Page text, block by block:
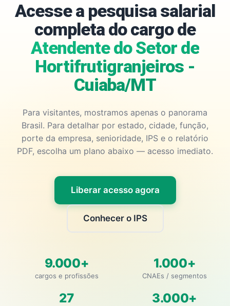
Acesse a pesquisa salarial
completa do cargo de
Atendente do Setor de
Hortifrutigranjeiros -
Cuiaba/MT
Para visitantes, mostramos apenas o panorama
Brasil. Para detalhar por estado, cidade, função,
porte da empresa, senioridade, IPS e o relatório
PDF, escolha um plano abaixo — acesso imediato.
Liberar acesso agora
Conhecer o IPS
9.000+
cargos e profissões
1.000+
CNAEs / segmentos
27 3.000+